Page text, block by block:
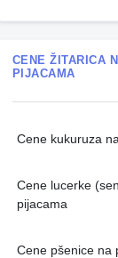
CENE ŽITARICA
PIJACAMA
Cene kukuruza
Cene lucerke
pijacama
Cene pšenice na